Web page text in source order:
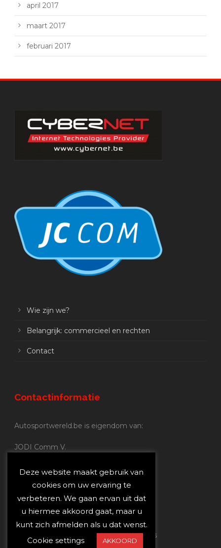
april 2017
maart 2017
februari 2017
Wie zijn we?
Belangrijk: commercieel en rechten
Contact
Contactinformatie
Autosportwereld.be is eigendom van:
JODI Comm V.
Nijverheidsstraat 70
2160 Wommelgem
Autosportwereld.be:
Redactie:joost@autosportwereld.be
Verantwoordelijke uitgever: Joost Custers
Deze website maakt gebruik van
cookies om uw ervaring te
verbeteren. We gaan ervan uit dat
u hiermee akkoord gaat, maar u
kunt zich afmelden als u dat wenst.
Cookie settings
AKKOORD